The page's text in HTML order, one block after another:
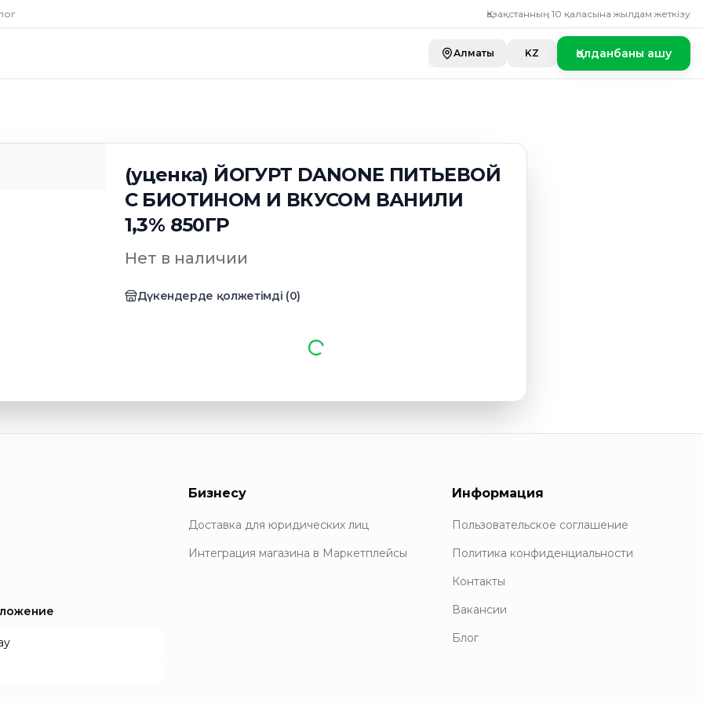
Қазақстанның 10 қаласына жылдам жеткізу
Алматы KZ Қолданбаны ашу
(уценка) ЙОГУРТ DANONE ПИТЬЕВОЙ
С БИОТИНОМ И ВКУСОМ ВАНИЛИ
1,3% 850ГР
Нет в наличии
Дүкендерде қолжетімді (0)
ВКУСОМ ВАНИЛИ 1,3% 850ГР
Бизнесу
Доставка для юридических лиц
Интеграция магазина в Маркетплейсы
Информация
Пользовательское соглашение
Политика конфиденциальности
Контакты
Вакансии
Блог